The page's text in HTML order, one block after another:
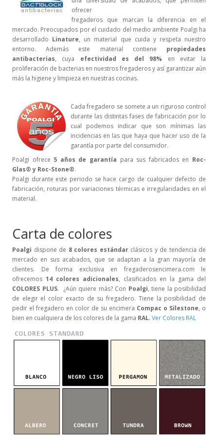
ofrecer
fregaderos que marcan la diferencia en el
mercado. Preocupados por el cuidado del medio ambiente Poalgi ha
desarrollado Linature, un material que cuida y respeta nuestro
entorno. Además este material contiene propiedades
antibacterias, cuya efectividad es del 98% en evitar la
proliferación de bacterias en nuestros fregaderos y así garantizar aún
más la higiene y limpieza en nuestras cocinas.
Cada fregadero se somete a un riguroso control
durante las distintas fases de fabricación por lo
cual podemos indicar que son mínimas las
incidencias en las que haya que hacer uso de la
garantía por parte del consumidor.
Poalgi ofrece 5 años de garantía para sus fabricados en Roc-
Glas® y Roc-Stone®.
Poalgi durante este periodo se hace cargo de cualquier defecto de
fabricación, roturas por variaciones térmicas e irregularidades en el
material.
Carta de colores
Poalgi dispone de 8 colores estándarclásicos y de tendencia de
mercado en sus acabados, que se adaptan a la gran mayoría de
clientes. De forma exclusiva en fregaderosencimera.com le
ofrecemos 14 colores adicionales, clasificados en la gama del
COLORES PLUS. ¿Aún quiere más? Con Poalgi, tiene la posibilidad
de elegir el color exacto de su fregadero. Tiene la posibilidad de
pedir el fregadero en color de su encimera Compac o Silestone, o
bien en cualquiera de los colores de la gama RAL. Ver Colores RAL